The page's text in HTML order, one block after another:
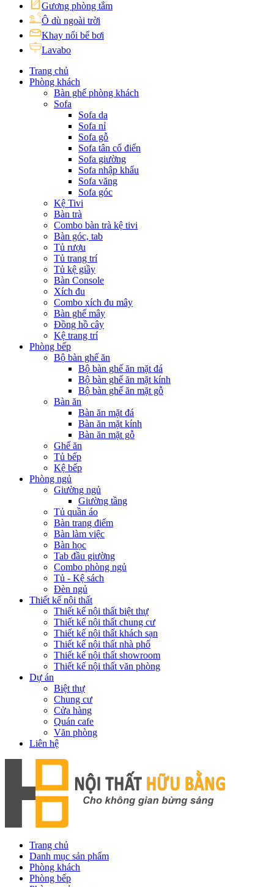
Gương phòng tắm
Ô dù ngoài trời
Khay nổi bể bơi
Lavabo
Trang chủ
Phòng khách
Bàn ghế phòng khách
Sofa
Sofa da
Sofa nỉ
Sofa gỗ
Sofa tân cổ điển
Sofa giường
Sofa nhập khẩu
Sofa văng
Sofa góc
Kệ Tivi
Bàn trà
Combo bàn trà kệ tivi
Bàn góc, tab
Tủ rượu
Tủ trang trí
Tủ kệ giầy
Bàn Console
Xích đu
Combo xích đu mây
Bàn ghế mây
Đồng hồ cây
Kệ trang trí
Phòng bếp
Bộ bàn ghế ăn
Bộ bàn ghế ăn mặt đá
Bộ bàn ghế ăn mặt kính
Bộ bàn ghế ăn mặt gỗ
Bàn ăn
Bàn ăn mặt đá
Bàn ăn mặt kính
Bàn ăn mặt gỗ
Ghế ăn
Tủ bếp
Kệ bếp
Phòng ngủ
Giường ngủ
Giường tầng
Tủ quần áo
Bàn trang điểm
Bàn làm việc
Bàn học
Tab đầu giường
Combo phòng ngủ
Tủ - Kệ sách
Đèn ngủ
Thiết kế nội thất
Thiết kế nội thất biệt thự
Thiết kế nội thất chung cư
Thiết kế nội thất khách sạn
Thiết kế nội thất nhà phố
Thiết kế nội thất showroom
Thiết kế nội thất văn phòng
Dự án
Biệt thự
Chung cư
Cửa hàng
Quán cafe
Văn phòng
Liên hệ
Trang chủ
Danh mục sản phẩm
Phòng khách
Phòng bếp